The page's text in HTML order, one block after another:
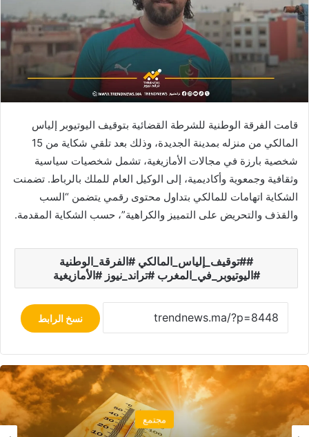
قامت الفرقة الوطنية للشرطة القضائية بتوقيف اليوتيوبر إلياس
المالكي من منزله بمدينة الجديدة، وذلك بعد تلقي شكاية من 15
شخصية بارزة في مجالات الأمازيغية، تشمل شخصيات سياسية
وثقافية وجمعوية وأكاديمية، إلى الوكيل العام للملك بالرباط. تضمنت
الشكاية اتهامات للمالكي بتداول محتوى رقمي يتضمن “السب
والقذف والتحريض على التمييز والكراهية”، حسب الشكاية المقدمة.
#توقيف_إلياس_المالكي #الفرقة_الوطنية
#اليوتيوبر_في_المغرب #تراند_نيوز #الأمازيغية
نسخ الرابط
اقتصاد